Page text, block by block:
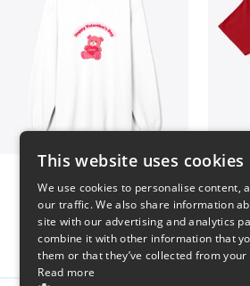
$37
This website uses cookies
We use cookies to personalise content,
our traffic. We also share information
site with our advertising and analytics
combine it with other information that
them or that they’ve collected from
Read more